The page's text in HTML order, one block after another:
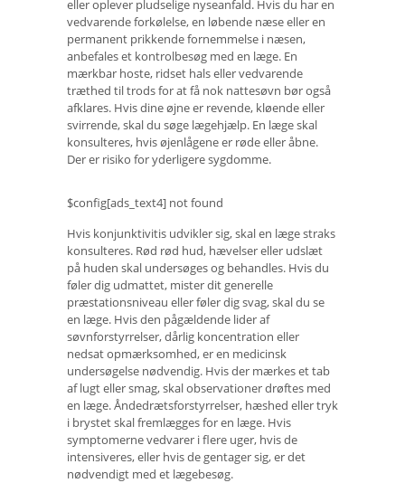
eller oplever pludselige nyseanfald. Hvis du har en
vedvarende forkølelse, en løbende næse eller en
permanent prikkende fornemmelse i næsen,
anbefales et kontrolbesøg med en læge. En
mærkbar hoste, ridset hals eller vedvarende
træthed til trods for at få nok nattesøvn bør også
afklares. Hvis dine øjne er revende, kløende eller
svirrende, skal du søge lægehjælp. En læge skal
konsulteres, hvis øjenlågene er røde eller åbne.
Der er risiko for yderligere sygdomme.
$config[ads_text4] not found
Hvis konjunktivitis udvikler sig, skal en læge straks
konsulteres. Rød rød hud, hævelser eller udslæt
på huden skal undersøges og behandles. Hvis du
føler dig udmattet, mister dit generelle
præstationsniveau eller føler dig svag, skal du se
en læge. Hvis den pågældende lider af
søvnforstyrrelser, dårlig koncentration eller
nedsat opmærksomhed, er en medicinsk
undersøgelse nødvendig. Hvis der mærkes et tab
af lugt eller smag, skal observationer drøftes med
en læge. Åndedrætsforstyrrelser, hæshed eller tryk
i brystet skal fremlægges for en læge. Hvis
symptomerne vedvarer i flere uger, hvis de
intensiveres, eller hvis de gentager sig, er det
nødvendigt med et lægebesøg.